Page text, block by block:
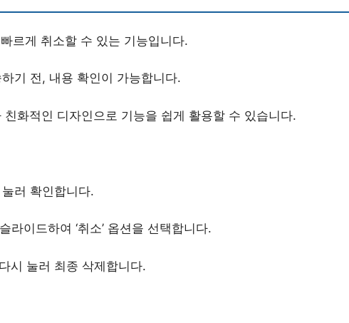
르게 취소할 수 있는 기능입니다.
기 전, 내용 확인이 가능합니다.
친화적인 디자인으로 기능을 쉽게 활용할 수 있습니다.
눌러 확인합니다.
라이드하여 ‘취소’ 옵션을 선택합니다.
시 눌러 최종 삭제합니다.